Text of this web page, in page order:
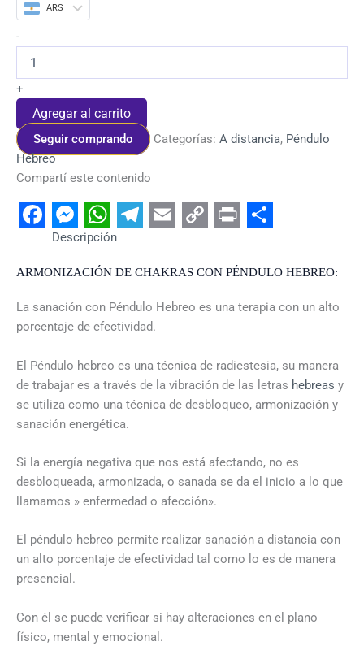
ARS
-
+
Agregar al carrito
Seguir comprando Categorías: A distancia, Péndulo
Hebreo
Compartí este contenido
Facebook
Messenger
WhatsApp
Link
Descripción
ARMONIZACIÓN DE CHAKRAS CON PÉNDULO HEBREO:
La sanación con Péndulo Hebreo es una terapia con un alto
porcentaje de efectividad.
El Péndulo hebreo es una técnica de radiestesia, su manera
de trabajar es a través de la vibración de las letras hebreas y
se utiliza como una técnica de desbloqueo, armonización y
sanación energética.
Si la energía negativa que nos está afectando, no es
desbloqueada, armonizada, o sanada se da el inicio a lo que
llamamos » enfermedad o afección».
El péndulo hebreo permite realizar sanación a distancia con
un alto porcentaje de efectividad tal como lo es de manera
presencial.
Con él se puede verificar si hay alteraciones en el plano
físico, mental y emocional.